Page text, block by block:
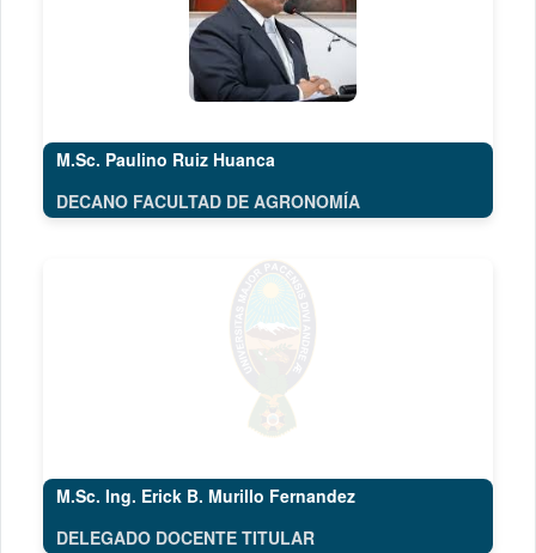
M.Sc. Paulino Ruiz Huanca
DECANO FACULTAD DE AGRONOMÍA
M.Sc. Ing. Erick B. Murillo Fernandez
DELEGADO DOCENTE TITULAR